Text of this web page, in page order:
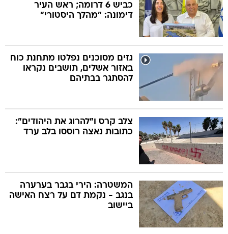
כביש 6 דרומה; ראש העיר
דימונה: "מהלך היסטורי"
גזים מסוכנים נפלטו מתחנת כוח
באזור אשלים, תושבים נקראו
להסתגר בבתיהם
צלב קרס ו"להרוג את היהודים":
כתובות נאצה רוססו בלב ערד
המשטרה: הירי בגבר בערערה
בנגב - נקמת דם על רצח האישה
ביישוב